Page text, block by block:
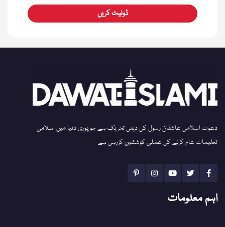
ڈونیٹ کریں
دعوت اسلامی عاشقان رسول کی دینی تحریک ہے جو پوری دنیا میں اسلامی
تعلیمات عام کرنے کی عملی کوششیں کررہی ہے
اہم معلومات